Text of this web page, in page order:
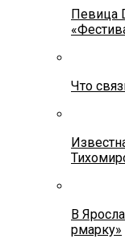
Певица
Что
В
рмарку»